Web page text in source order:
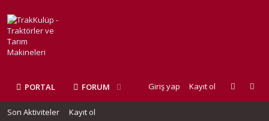
PORTAL FORUM Giriş yap Kayıt ol
Son Aktiviteler Kayıt ol